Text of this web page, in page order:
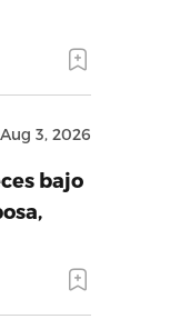
Aug 3, 2026
bajo